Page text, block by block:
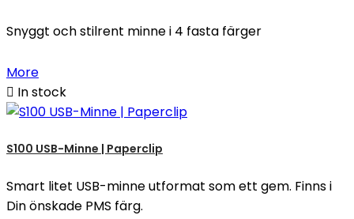
Snyggt och stilrent minne i 4 fasta färger
More
 In stock
S100 USB-Minne | Paperclip
Smart litet USB-minne utformat som ett gem. Finns i
Din önskade PMS färg.